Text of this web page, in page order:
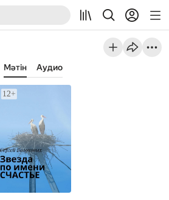
Мәтін Аудио